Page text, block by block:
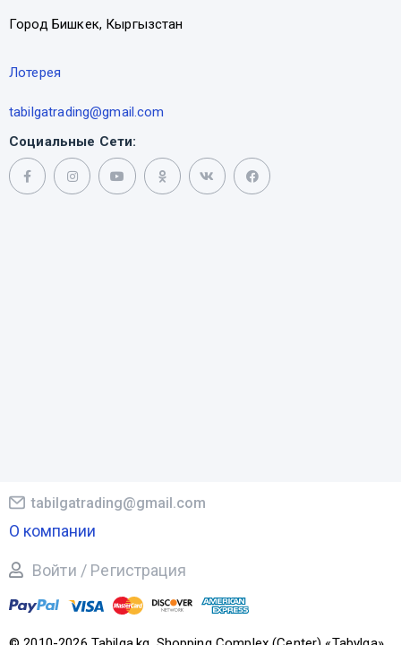
Город Бишкек, Кыргызстан
Лотерея
tabilgatrading@gmail.com
Социальные Сети:
tabilgatrading@gmail.com
О компании
Войти / Регистрация